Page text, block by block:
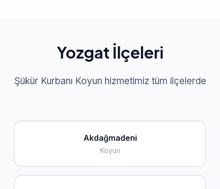
Yozgat İlçeleri
Şükür Kurbanı Koyun hizmetimiz tüm ilçelerde
Akdağmadeni
Koyun